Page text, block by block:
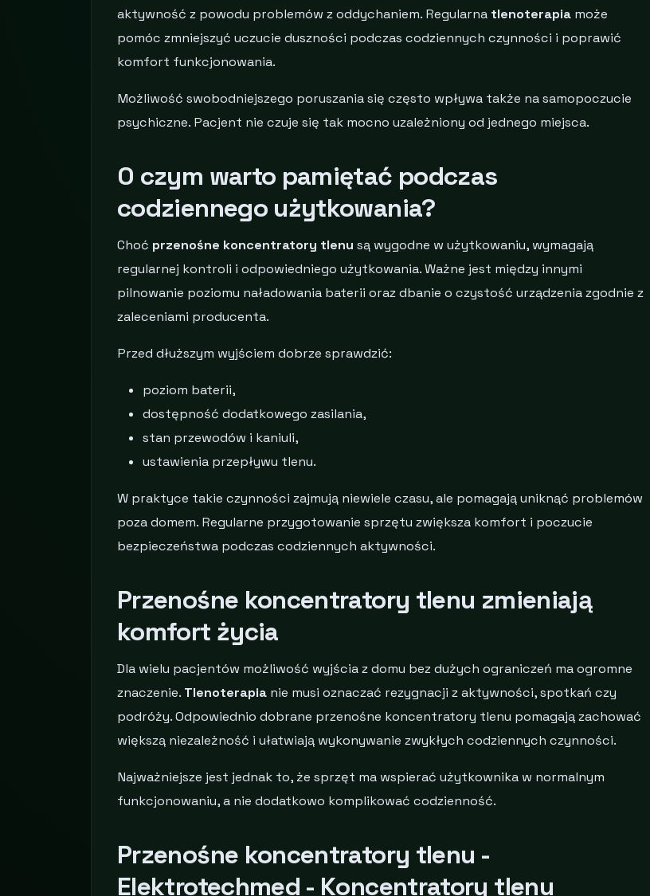
aktywność z powodu problemów z oddychaniem. Regularna tlenoterapia może
pomóc zmniejszyć uczucie duszności podczas codziennych czynności i poprawić
komfort funkcjonowania.
Możliwość swobodniejszego poruszania się często wpływa także na samopoczucie
psychiczne. Pacjent nie czuje się tak mocno uzależniony od jednego miejsca.
O czym warto pamiętać podczas
codziennego użytkowania?
Choć przenośne koncentratory tlenu są wygodne w użytkowaniu, wymagają
regularnej kontroli i odpowiedniego użytkowania. Ważne jest między innymi
pilnowanie poziomu naładowania baterii oraz dbanie o czystość urządzenia zgodnie z
zaleceniami producenta.
Przed dłuższym wyjściem dobrze sprawdzić:
poziom baterii,
dostępność dodatkowego zasilania,
stan przewodów i kaniuli,
ustawienia przepływu tlenu.
W praktyce takie czynności zajmują niewiele czasu, ale pomagają uniknąć problemów
poza domem. Regularne przygotowanie sprzętu zwiększa komfort i poczucie
bezpieczeństwa podczas codziennych aktywności.
Przenośne koncentratory tlenu zmieniają
komfort życia
Dla wielu pacjentów możliwość wyjścia z domu bez dużych ograniczeń ma ogromne
znaczenie. Tlenoterapia nie musi oznaczać rezygnacji z aktywności, spotkań czy
podróży. Odpowiednio dobrane przenośne koncentratory tlenu pomagają zachować
większą niezależność i ułatwiają wykonywanie zwykłych codziennych czynności.
Najważniejsze jest jednak to, że sprzęt ma wspierać użytkownika w normalnym
funkcjonowaniu, a nie dodatkowo komplikować codzienność.
Przenośne koncentratory tlenu -
Elektrotechmed - Koncentratory tlenu